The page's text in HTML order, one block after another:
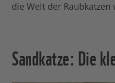
die Welt der
Sandkatze: Die